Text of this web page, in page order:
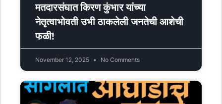
मतदारसंघात किरण कुंभार यांच्या
नेतृत्वाभोवती उभी ठाकलेली जनतेची आशेची
फळी!
November 12, 2025 No Comments